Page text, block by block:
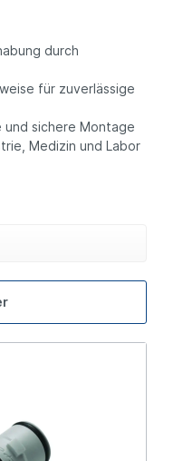
durch
für zuverlässige
und sichere Montage
Medizin und Labor